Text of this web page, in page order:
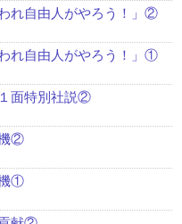
れ自由人がやろう！」②
れ自由人がやろう！」①
面特別社説②
機②
機①